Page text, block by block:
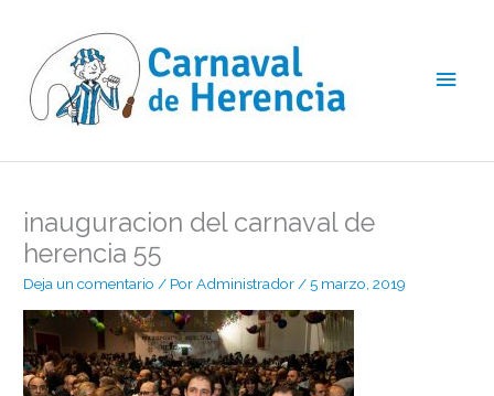
contenido
inauguracion del carnaval de
herencia 55
Deja un comentario / PorAdministrador/5 marzo, 2019